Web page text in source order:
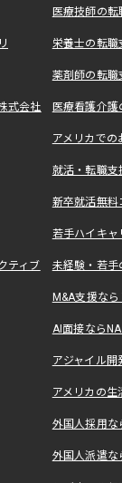
医療技師の
栄養士の転
薬剤師の転
式会社 医療看護介
アメリカで
就活・転職
新卒就活無料
若手ハイキ
ティブ 未経験・若手
M&A支援な
AI面接なら
アジャイル
アメリカの
外国人採用
外国人派遣な